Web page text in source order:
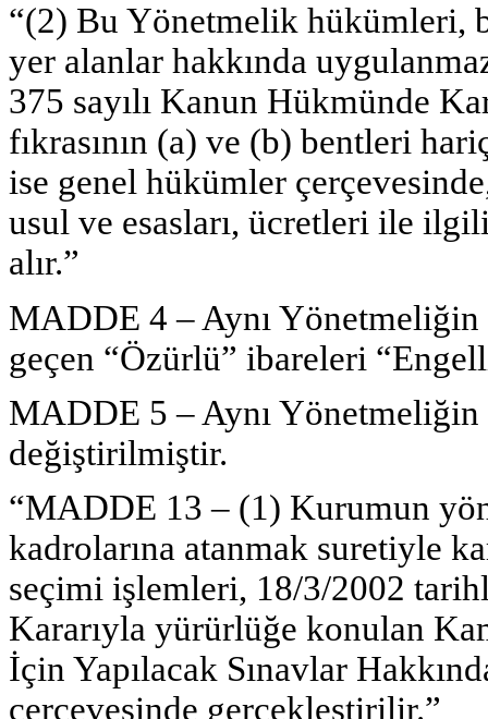
“(2) Bu Yönetmelik hükümleri,
yer alanlar hakkında
375 sayılı Kanun Hükmünde
fıkrasının (a) ve (b) bentleri
ise genel hükümler
usul ve esasları, ücretleri ile
alır.”
MADDE 4 – Aynı Yönetmeliğin
geçen “Özürlü” ibareleri
MADDE 5 – Aynı Yönetmeliğin
değiştirilmiştir.
“MADDE 13 – (1) Kurumun
kadrolarına atanmak suretiyle
seçimi işlemleri, 18/3/2002
Kararıyla yürürlüğe konulan
İçin Yapılacak Sınavlar
çerçevesinde gerçekleştirilir.”